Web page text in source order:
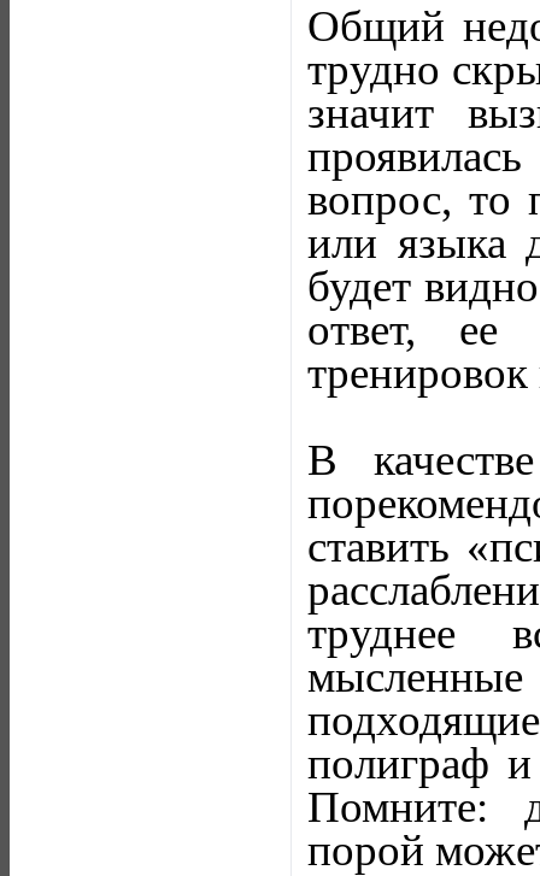
Общий
трудно
значит
вопрос, то
или языка
будет
ответ, ее
В
ставить
труднее
полиграф
Помните:
порой